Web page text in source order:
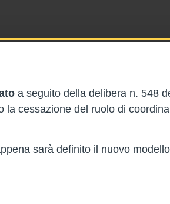
a seguito della delibera n. 548
la cessazione del ruolo di
sarà definito il nuovo